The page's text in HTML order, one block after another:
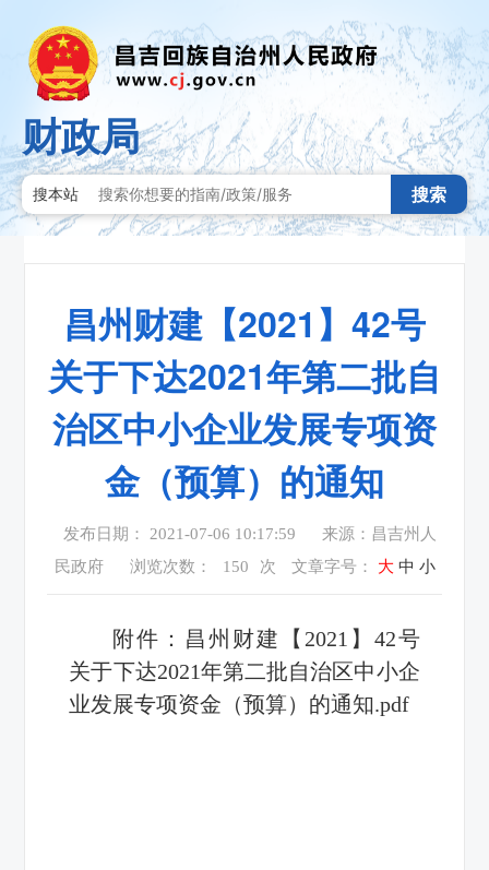
财政局
搜本站 搜索
昌州财建【2021】42号
关于下达2021年第二批自
治区中小企业发展专项资
金（预算）的通知
发布日期： 2021-07-06 10:17:59
来源：昌吉州人
民政府
浏览次数： 150 次 文章字号： 大 中 小
附件： 昌州财建【2021】42号
关于下达2021年第二批自治区中小企
业发展专项资金（预算）的通知.pdf